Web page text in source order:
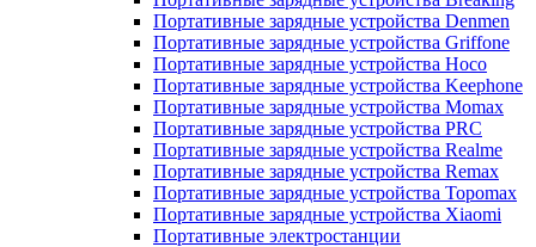
Портативные зарядные устройства Denmen
Портативные зарядные устройства Griffone
Портативные зарядные устройства Hoco
Портативные зарядные устройства Keephone
Портативные зарядные устройства Momax
Портативные зарядные устройства PRC
Портативные зарядные устройства Realme
Портативные зарядные устройства Remax
Портативные зарядные устройства Topomax
Портативные зарядные устройства Xiaomi
Портативные электростанции